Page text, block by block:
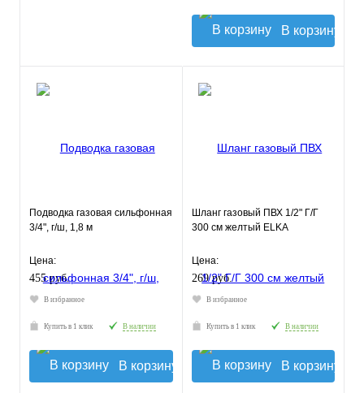
В корзину
Подводка газовая сильфонная
3/4", г/ш, 1,8 м
Цена:
455 руб.
В избранное
Купить в 1 клик В наличии
В корзину
Шланг газовый ПВХ 1/2" Г/Г
300 см желтый ELKA
Цена:
269 руб.
В избранное
Купить в 1 клик В наличии
В корзину